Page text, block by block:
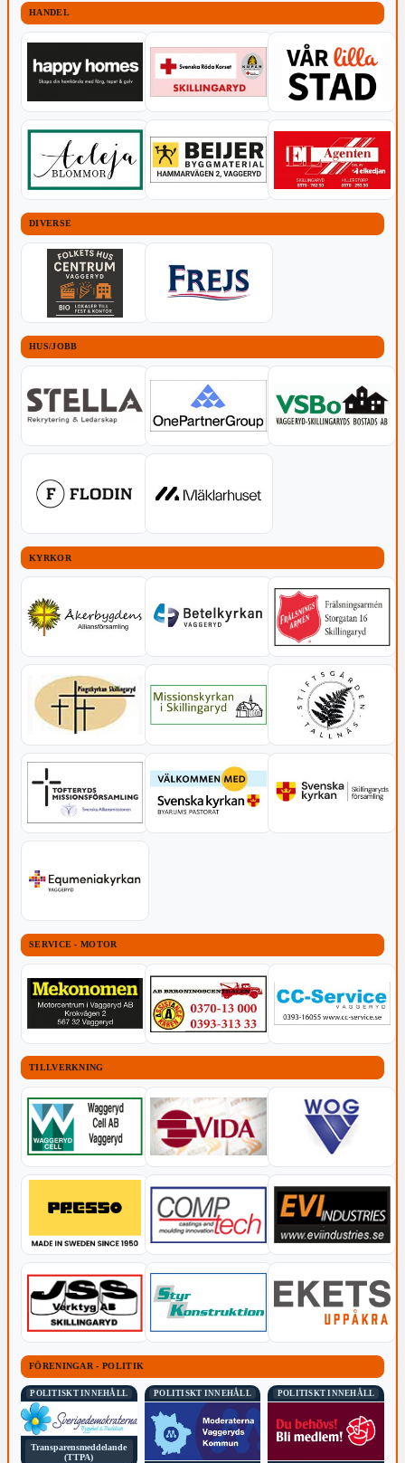
HANDEL
DIVERSE
HUS/JOBB
KYRKOR
SERVICE - MOTOR
TILLVERKNING
FÖRENINGAR - POLITIK
POLITISKT INNEHÅLL
Transparensmeddelande
(TTPA)
POLITISKT INNEHÅLL POLITISKT INNEHÅLL